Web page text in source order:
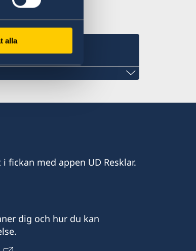
alla
med appen UD Resklar.
dig och hur du kan